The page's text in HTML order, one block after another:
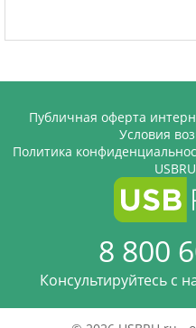
Публичная оферта
Условия
Политика
USBRU
8 800
Консультируйтесь с